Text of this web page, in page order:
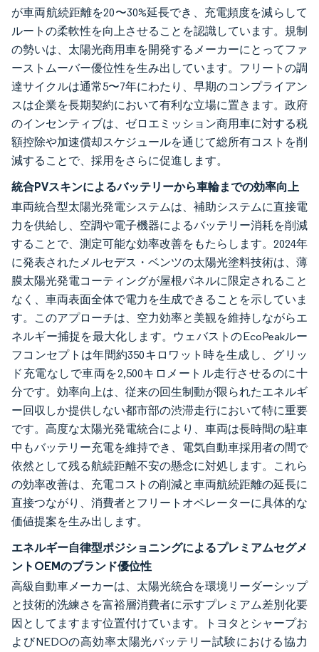
が車両航続距離を20〜30%延長でき、充電頻度を減らして
ルートの柔軟性を向上させることを認識しています。規制
の勢いは、太陽光商用車を開発するメーカーにとってファ
ーストムーバー優位性を生み出しています。フリートの調
達サイクルは通常5〜7年にわたり、早期のコンプライアン
スは企業を長期契約において有利な立場に置きます。政府
のインセンティブは、ゼロエミッション商用車に対する税
額控除や加速償却スケジュールを通じて総所有コストを削
減することで、採用をさらに促進します。
統合PVスキンによるバッテリーから車輪までの効率向上
車両統合型太陽光発電システムは、補助システムに直接電
力を供給し、空調や電子機器によるバッテリー消耗を削減
することで、測定可能な効率改善をもたらします。2024年
に発表されたメルセデス・ベンツの太陽光塗料技術は、薄
膜太陽光発電コーティングが屋根パネルに限定されること
なく、車両表面全体で電力を生成できることを示していま
す。このアプローチは、空力効率と美観を維持しながらエ
ネルギー捕捉を最大化します。ウェバストのEcoPeakルー
フコンセプトは年間約350キロワット時を生成し、グリッ
ド充電なしで車両を2,500キロメートル走行させるのに十
分です。効率向上は、従来の回生制動が限られたエネルギ
ー回収しか提供しない都市部の渋滞走行において特に重要
です。高度な太陽光発電統合により、車両は長時間の駐車
中もバッテリー充電を維持でき、電気自動車採用者の間で
依然として残る航続距離不安の懸念に対処します。これら
の効率改善は、充電コストの削減と車両航続距離の延長に
直接つながり、消費者とフリートオペレーターに具体的な
価値提案を生み出します。
エネルギー自律型ポジショニングによるプレミアムセグメ
ントOEMのブランド優位性
高級自動車メーカーは、太陽光統合を環境リーダーシップ
と技術的洗練さを富裕層消費者に示すプレミアム差別化要
因としてますます位置付けています。トヨタとシャープお
よびNEDOの高効率太陽光バッテリー試験における協力